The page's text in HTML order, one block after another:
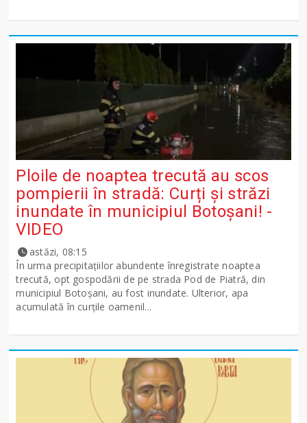
Ploile de noaptea trecută au scos
pompierii în stradă: Curți și străzi
inundate în municipiul Botoșani! -
VIDEO
astăzi, 08:15
În urma precipitațiilor abundente înregistrate noaptea
trecută, opt gospodării de pe strada Pod de Piatră, din
municipiul Botoșani, au fost inundate. Ulterior, apa
acumulată în curțile oamenil...